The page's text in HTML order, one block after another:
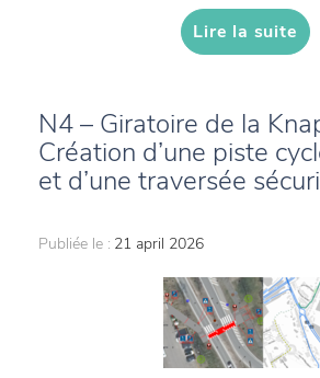
Lire la suite
N4 – Giratoire de la
Création d’une piste
et d’une traversée
Publiée le : 21 april 2026